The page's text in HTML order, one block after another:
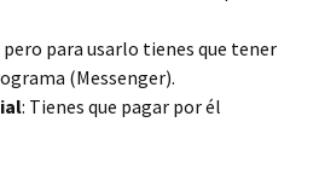
pero para usarlo tienes que tener
(Messenger).
: Tienes que pagar por él